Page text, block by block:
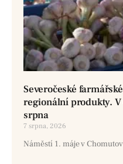
Severočeské
regionální produkty. V
srpna
7 srpna, 2026
Náměstí 1. máje v